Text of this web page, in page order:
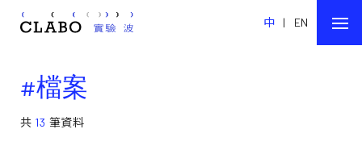
中 | EN
#檔案
共 13 筆資料